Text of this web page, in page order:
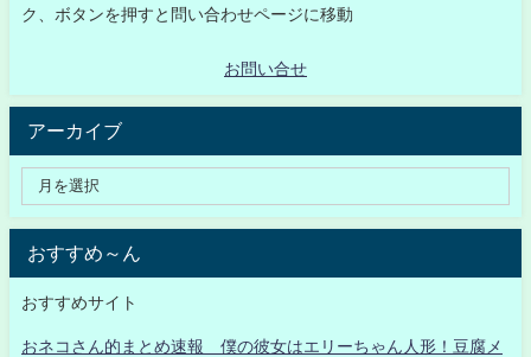
ク、ボタンを押すと問い合わせページに移動
お問い合せ
アーカイブ
おすすめ～ん
おすすめサイト
おネコさん的まとめ速報 僕の彼女はエリーちゃん人形！豆腐メ